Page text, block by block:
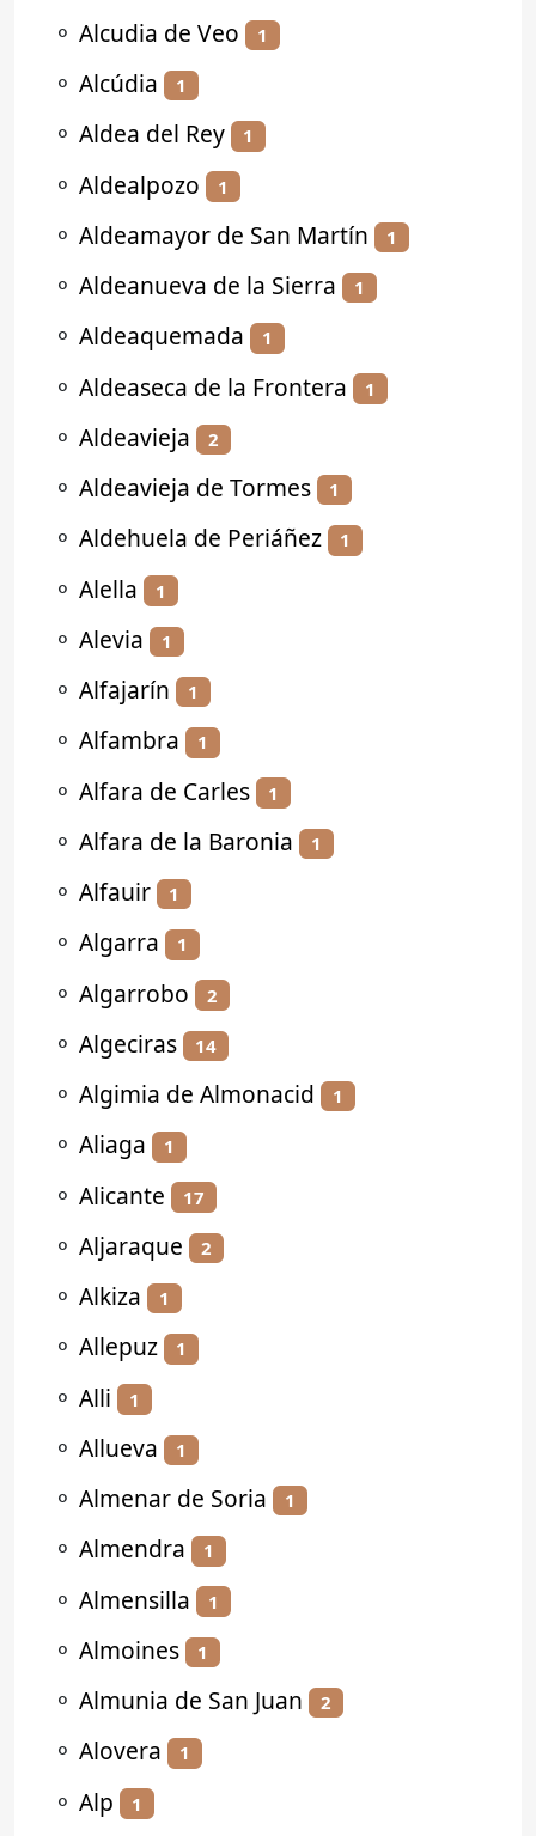
⚬ Alcudia de Veo 1
⚬ Alcúdia 1
⚬ Aldea del Rey 1
⚬ Aldealpozo 1
⚬ Aldeamayor de San Martín 1
⚬ Aldeanueva de la Sierra 1
⚬ Aldeaquemada 1
⚬ Aldeaseca de la Frontera 1
⚬ Aldeavieja 2
⚬ Aldeavieja de Tormes 1
⚬ Aldehuela de Periáñez 1
⚬ Alella 1
⚬ Alevia 1
⚬ Alfajarín 1
⚬ Alfambra 1
⚬ Alfara de Carles 1
⚬ Alfara de la Baronia 1
⚬ Alfauir 1
⚬ Algarra 1
⚬ Algarrobo 2
⚬ Algeciras 14
⚬ Algimia de Almonacid 1
⚬ Aliaga 1
⚬ Alicante 17
⚬ Aljaraque 2
⚬ Alkiza 1
⚬ Allepuz 1
⚬ Alli 1
⚬ Allueva 1
⚬ Almenar de Soria 1
⚬ Almendra 1
⚬ Almensilla 1
⚬ Almoines 1
⚬ Almunia de San Juan 2
⚬ Alovera 1
⚬ Alp 1